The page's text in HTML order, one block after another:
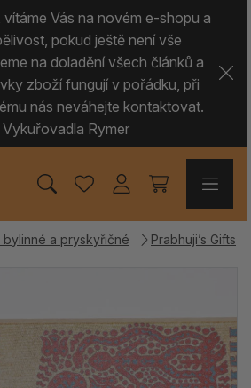
Vás na novém e-shopu a
pokud ještě není vše
na doladění všech článků a
zboží fungují v pořádku, při
nás neváhejte kontaktovat.
Vykuřovadla Rymer
a pryskyřičné Prabhuji’s Gifts